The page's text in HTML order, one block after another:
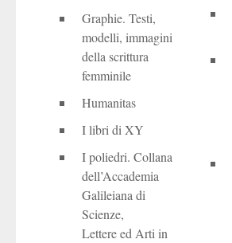
Graphie. Testi,
modelli, immagini
della scrittura
femminile
Humanitas
I libri di XY
I poliedri. Collana
dell’Accademia
Galileiana di
Scienze,
Lettere ed Arti in